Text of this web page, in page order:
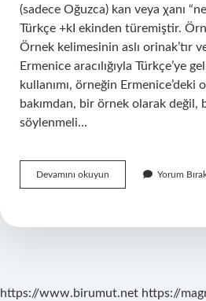
(sadece Oğuzca) kan veya χanı
Türkçe +kI ekinden türemiştir.
Örnek kelimesinin aslı orinak’tır
Ermenice aracılığıyla Türkçe’ye
kullanımı, örneğin Ermenice’deki
bakımdan, bir örnek olarak değil,
söylenmeli…
Devamını okuyun
Kelimesi
Yorum
https://www.birumut.net https://